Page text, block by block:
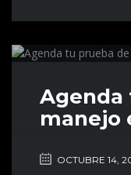
Agenda
manejo
OCTUBRE 14,